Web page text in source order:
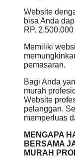
Website
bisa Anda
RP.
Memiliki
pemasaran.
Bagi Anda
murah
Website
pelanggan.
memperluas
MENGAPA
BERSAMA
MURAH